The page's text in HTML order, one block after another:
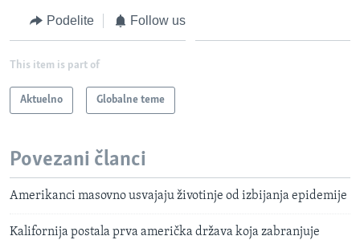
Podelite Follow us
This item is part of
Aktuelno Globalne teme
Povezani članci
Amerikanci masovno usvajaju životinje od izbijanja epidemije
Kalifornija postala prva američka država koja zabranjuje